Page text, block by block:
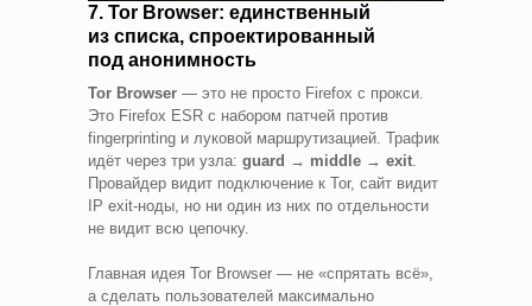
7. Tor Browser: единственный
из списка, спроектированный
под анонимность
Tor Browser — это не просто Firefox с прокси.
Это Firefox ESR с набором патчей против
fingerprinting и луковой маршрутизацией. Трафик
идёт через три узла: guard → middle → exit
Провайдер видит подключение к Tor, сайт видит
IP exit‑ноды, но ни один из них по отдельности
не видит всю цепочку.
Главная идея Tor Browser — не «спрятать всё»,
а сделать пользователей максимально